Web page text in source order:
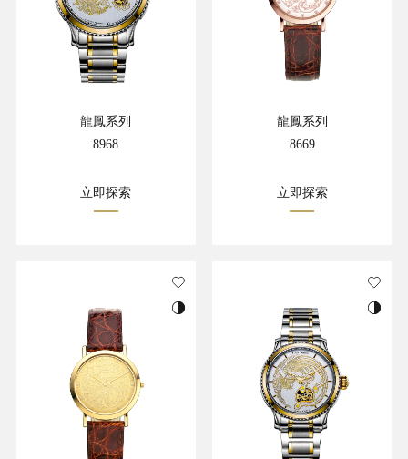
龍鳳系列
8968
立即探索
龍鳳系列
8669
立即探索